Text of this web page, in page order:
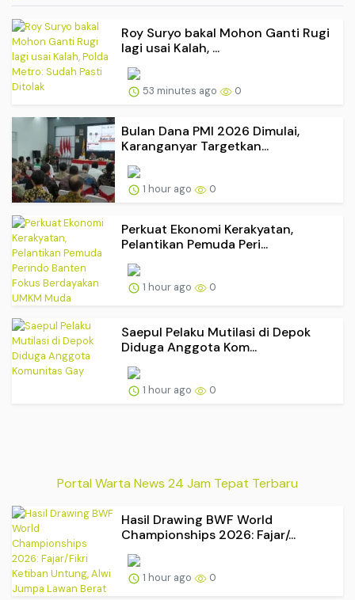
Roy Suryo bakal Mohon Ganti Rugi
lagi usai Kalah, ...
53 minutes ago 0
Bulan Dana PMI 2026 Dimulai,
Karanganyar Targetkan...
1 hour ago 0
Perkuat Ekonomi Kerakyatan,
Pelantikan Pemuda Peri...
1 hour ago 0
Saepul Pelaku Mutilasi di Depok
Diduga Anggota Kom...
1 hour ago 0
Portal Warta News 24 Jam Tepat Terbaru
Hasil Drawing BWF World
Championships 2026: Fajar/...
1 hour ago 0